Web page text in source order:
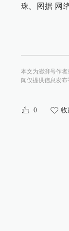
珠。图据 网
本文为澎湃号作
闻仅提供信息发布
0 收